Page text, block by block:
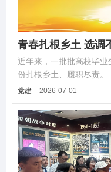
青春扎根乡土 选调
近年来，一批批高校毕
份扎根乡土、履职尽责。
党建 2026-07-01